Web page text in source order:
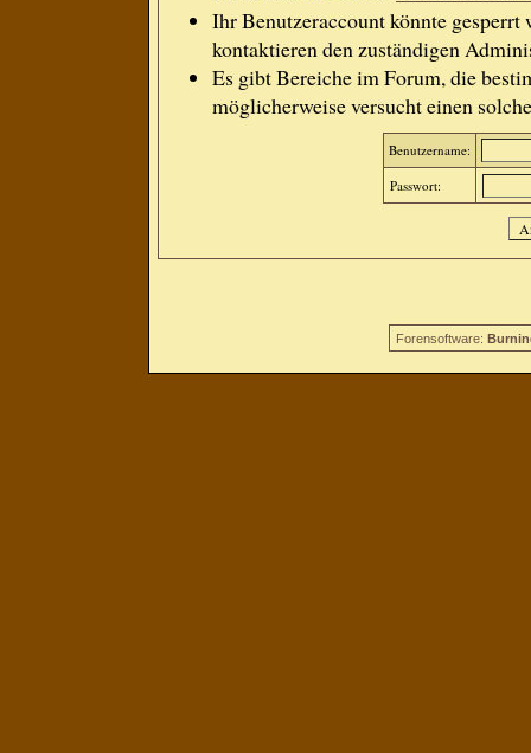
Ihr Benutzeraccount könnte gesperrt
kontaktieren den zuständigen
Es gibt Bereiche im Forum, die
möglicherweise versucht einen
Benutzername:
Passwort:
Forensoftware: